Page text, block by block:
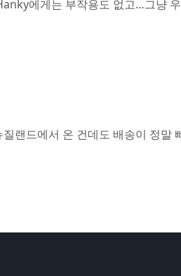
에게는 부작용도 없고…그냥
랜드에서 온 건데도 배송이 정